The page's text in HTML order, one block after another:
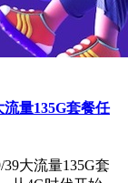
量135G套餐任
大流量135G套